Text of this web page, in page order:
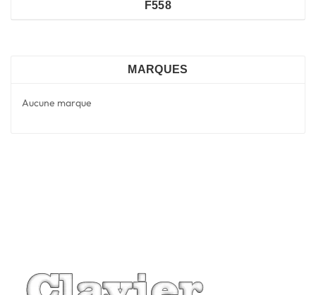
F558
MARQUES
Aucune marque